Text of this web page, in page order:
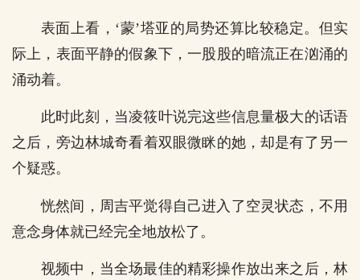
表面上看，‘蒙’塔亚的局势还算比较稳定。但实
际上，表面平静的假象下，一股股的暗流正在汹涌的
涌动着。
此时此刻，当凌筱叶说完这些信息量极大的话语
之后，旁边林城奇看着双眼微眯的她，却是有了另一
个疑惑。
恍然间，周吉平觉得自己进入了空灵状态，不用
意念身体就已经完全地放松了。
视频中，当全场最佳的精彩操作放出来之后，林